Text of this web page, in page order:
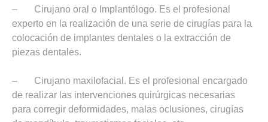
– Cirujano oral o Implantólogo. Es el profesional
experto en la realización de una serie de cirugías para la
colocación de implantes dentales o la extracción de
piezas dentales.
– Cirujano maxilofacial. Es el profesional encargado
de realizar las intervenciones quirúrgicas necesarias
para corregir deformidades, malas oclusiones, cirugías